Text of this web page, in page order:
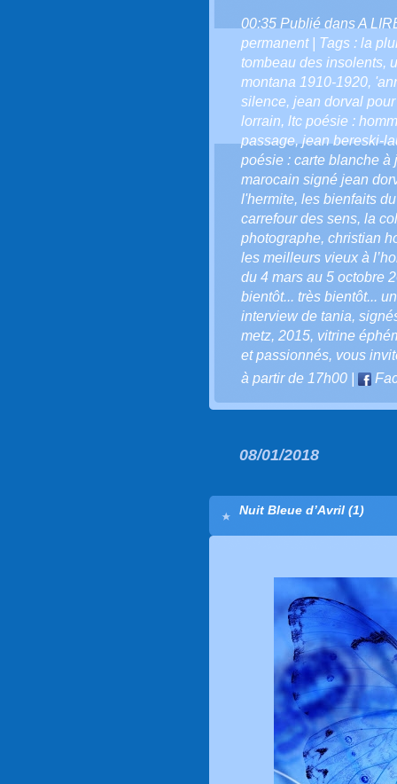
00:35 Publié dansA
permanent| Tags : la
tombeau des insolents,
montana 1910-1920,
silence, jean dorval
lorrain, ltc poésie :
passage,jean bereski-
poésie : carte blanche à
marocain signé jean
l'hermite, les bienfaits
carrefour des sens, la
photographe, christian
les meilleurs vieux à
du 4 mars au 5 octobre
bientôt... très bientôt...
interview de tania,
metz, 2015, vitrine
et passionnés, vous
à partir de 17h00
08/01/2018
Nuit Bleue d’Avril (1)